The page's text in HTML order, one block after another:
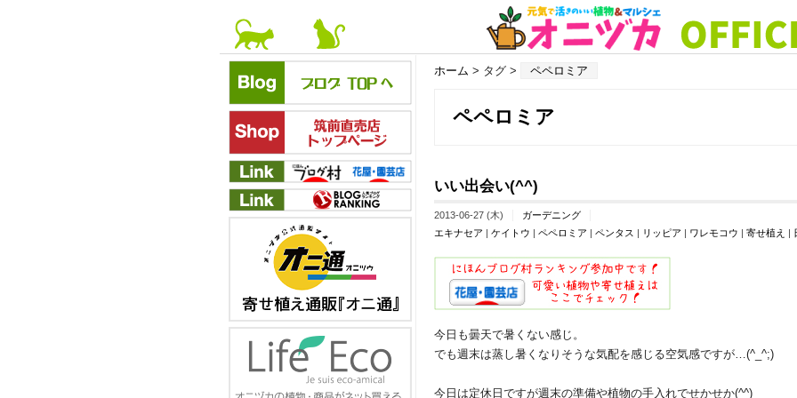
ホーム > タグ > ペペロミア
ペペロミア
いい出会い(^^)
2013-06-27 (木)
ガーデニング
エキナセア | ケイトウ | ペペロミア | ペンタス | リッピア | ワレモコウ | 寄せ植え |
今日も曇天で暑くない感じ。
でも週末は蒸し暑くなりそうな気配を感じる空気感ですが…(^_^;)
今日は定休日ですが週末の準備や植物の手入れでせかせか(^^)